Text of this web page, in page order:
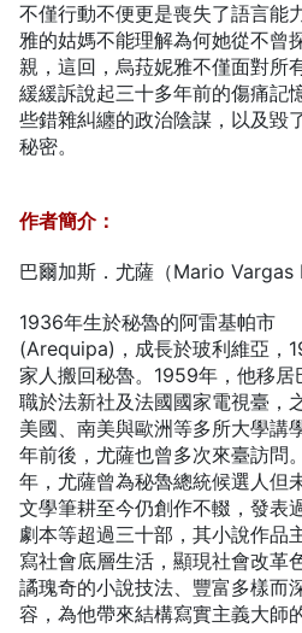
不僅行動不便更是喪失了語言能
雅的姑媽不能理解為何她從不曾
親，這回，烏菈妮雅不僅面對所
緩緩訴說起三十多年前的傷痛記
些錯雜糾纏的政治陰謀，以及毀
秘密。
作者簡介：
巴爾加斯．尤薩（Mario Vargas
1936年生於秘魯的阿雷基帕市
(Arequipa)，成長於玻利維亞，
家人搬回秘魯。1959年，他移居
職於法新社及法國國家電視臺，
美國、南美與歐洲等多所大學講
年前後，尤薩也曾多次來臺訪問
年，尤薩曾為秘魯總統候選人但
文學筆耕至今仍創作不輟，發表
劇本等超過三十部，其小說作品
寫社會底層生活，顯現社會改革
譎瑰奇的小說技法、豐富多樣而
容，為他帶來結構寫實主義大師